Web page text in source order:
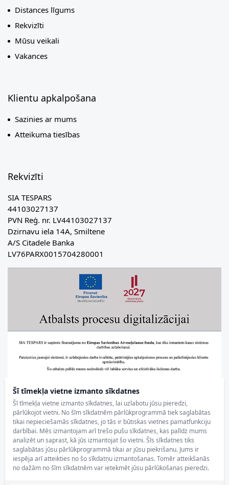
Šī tīmekļa vietne izmanto sīkdatnes
Šī tīmekļa vietne izmanto sīkdatnes, lai uzlabotu jūsu pieredzi,
pārlūkojot vietni. No šīm sīkdatnēm pārlūkprogrammā tiek saglabātas
tikai nepieciešamās sīkdatnes, jo tās ir būtiskas vietnes pamatfunkciju
darbībai. Mēs izmantojam arī trešo pušu sīkdatnes, kas palīdz mums
analizēt un saprast, kā jūs izmantojat šo vietni. Šīs sīkdatnes tiks
saglabātas jūsu pārlūkprogrammā tikai ar jūsu piekrišanu. Jums ir
iespēja arī atteikties no šo sīkdatņu izmantošanas. Tomēr atteikšanās
no dažām no šīm sīkdatnēm var ietekmēt jūsu pārlūkošanas pieredzi.
Distances līgums
Rekvizīti
Mūsu veikali
Vakances
Klientu apkalpošana
Sazinies ar mums
Atteikuma tiesības
Rekvizīti
SIA TESPARS
44103027137
PVN Reģ. nr. LV44103027137
Dzirnavu iela 14A, Smiltene
A/S Citadele Banka
LV76PARX0015704280001